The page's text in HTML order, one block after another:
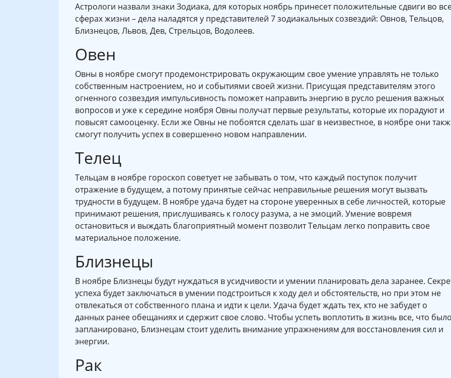
Астрологи назвали знаки Зодиака, для которых ноябрь принесет положительные сдвиги во
сферах жизни – дела наладятся у представителей 7 зодиакальных созвездий: Овнов, Тельцов,
Близнецов, Львов, Дев, Стрельцов, Водолеев.
Овен
Овны в ноябре смогут продемонстрировать окружающим свое умение управлять не только
собственным настроением, но и событиями своей жизни. Присущая представителям этого
огненного созвездия импульсивность поможет направить энергию в русло решения важных
вопросов и уже к середине ноября Овны получат первые результаты, которые их порадуют и
повысят самооценку. Если же Овны не побоятся сделать шаг в неизвестное, в ноябре они
смогут получить успех в совершенно новом направлении.
Телец
Тельцам в ноябре гороскоп советует не забывать о том, что каждый поступок получит
отражение в будущем, а потому принятые сейчас неправильные решения могут вызвать
трудности в будущем. В ноябре удача будет на стороне уверенных в себе личностей, которые
принимают решения, прислушиваясь к голосу разума, а не эмоций. Умение вовремя
остановиться и выждать благоприятный момент позволит Тельцам легко поправить свое
материальное положение.
Близнецы
В ноябре Близнецы будут нуждаться в усидчивости и умении планировать дела заранее.
успеха будет заключаться в умении подстроиться к ходу дел и обстоятельств, но при этом не
отвлекаться от собственного плана и идти к цели. Удача будет ждать тех, кто не забудет о
данных ранее обещаниях и сдержит свое слово. Чтобы успеть воплотить в жизнь все, что
запланировано, Близнецам стоит уделить внимание упражнениям для восстановления сил и
энергии.
Рак